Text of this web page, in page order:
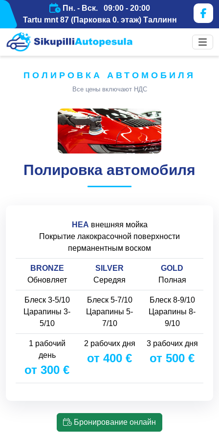
Пн. - Вск. 09:00 - 20:00
Tartu mnt 87 (Парковка 0. этаж) Таллинн
ПОЛИРОВКА АВТОМОБИЛЯ
Все цены включают НДС
Полировка автомобиля
HEA внешняя мойка
Покрытие лакокрасочной поверхности
перманентным воском
BRONZE
Обновляет
SILVER
Середяя
GOLD
Полная
Блеск 3-5/10
Царапины 3-
5/10
Блеск 5-7/10
Царапины 5-
7/10
Блеск 8-9/10
Царапины 8-
9/10
1 рабочий
день
от 300 €
2 рабочих дня
от 400 €
3 рабочих дня
от 500 €
Бронирование онлайн